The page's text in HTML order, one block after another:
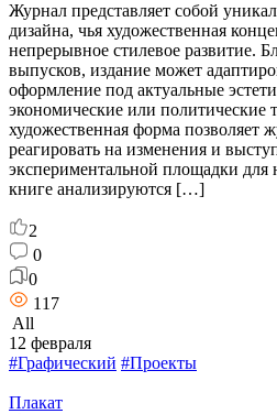
Журнал представляет собой
дизайна, чья художественная
непрерывное стилевое развитие.
выпусков, издание может
оформление под актуальные
экономические или политические
художественная форма позволяет
реагировать на изменения и
экспериментальной площадки
книге анализируются […]
2
0
0
117
All
12 февраля
#Графический #Проекты
Плакат